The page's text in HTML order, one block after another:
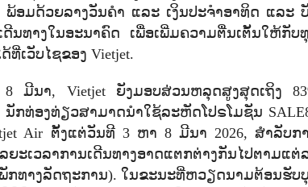
ພ້ອມດ້ວຍລາງວັນຄຳ ແລະ ເງິນປະຈຳອາທິດ ແລະ
ນທາງໃນອະນາຄົດ ເພື່ອເພີ່ມຄວາມຕື່ນເຕັ້ນໃຫ້ກັບ
ທີ່ເວັບໄຊຂອງ Vietjet.
8 ມີນາ, Vietjet ຍັງມອບສ່ວນຫລຸດສູງສຸດເຖິງ
ກທ່ອງທ່ຽວສາມາດນຳໃຊ້ລະຫັດໂປຣໂມຊັນ SALE
Air ຕັ້ງແຕ່ວັນທີ 3 ຫາ 8 ມີນາ 2026,ສຳລັບກ
ຍະເວລາການເດີນທາງອາດແຕກຕ່າງກັນໄປຕາມແຕ່
ທາງລັດຖະການ). ໃນຂະນະທີ່ຫວຽດນາມຕ້ອນຮັບ